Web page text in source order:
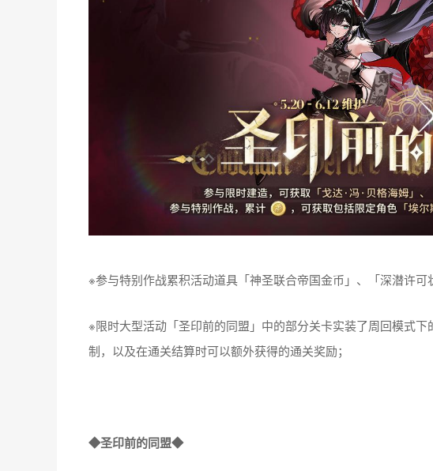
※参与特别作战累积活动道具「神圣联合帝国金币」、「深潜许可
※限时大型活动「圣印前的同盟」中的部分关卡实装了周回模式
制，以及在通关结算时可以额外获得的通关奖励；
◆圣印前的同盟◆